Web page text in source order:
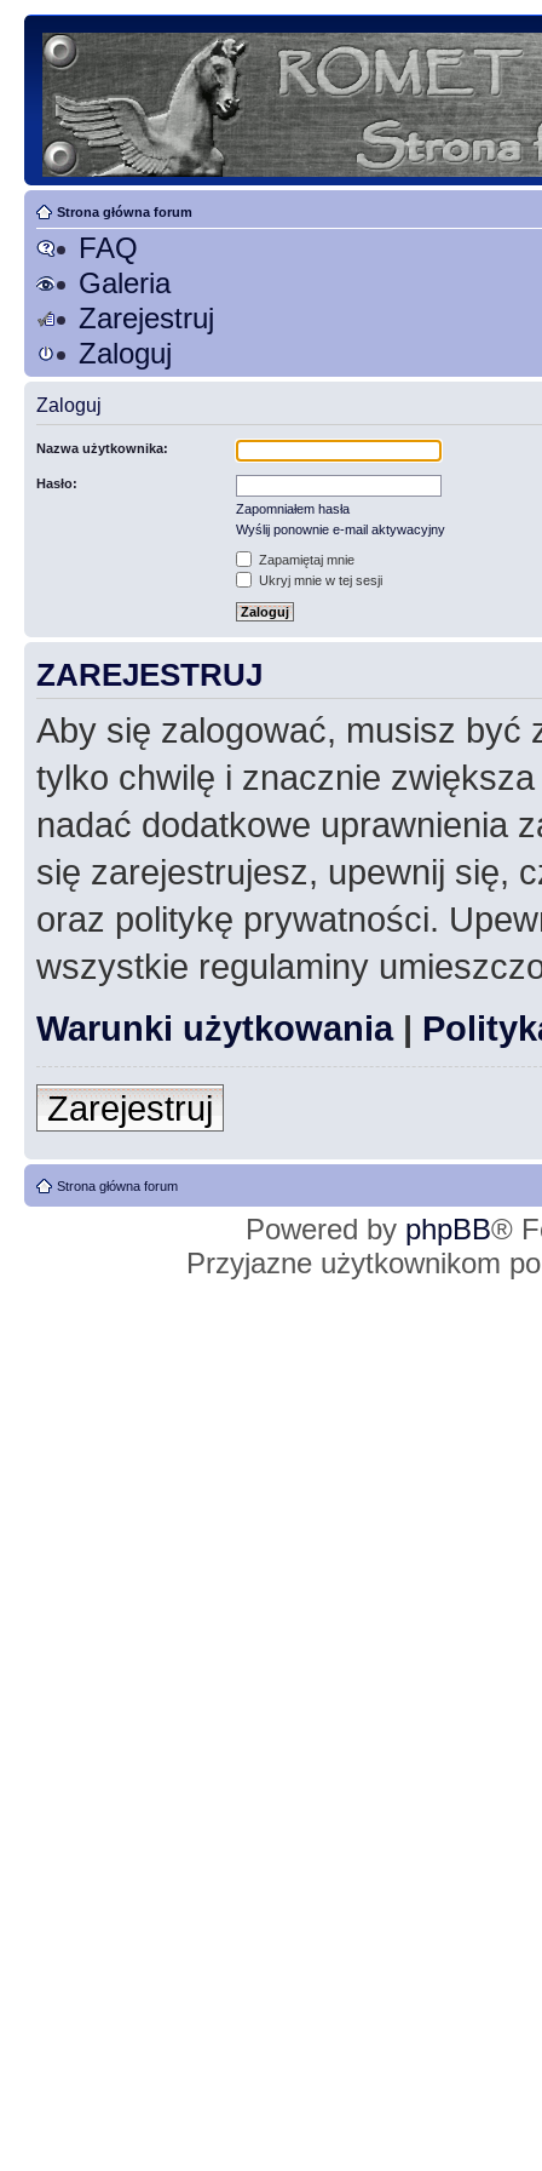
Strona główna forum
FAQ
Galeria
Zarejestruj
Zaloguj
Zaloguj
Nazwa użytkownika:
Hasło:
Zapomniałem hasła
Wyślij ponownie e-mail aktywacyjny
Zapamiętaj mnie
Ukryj mnie w tej sesji
ZAREJESTRUJ
Aby się zalogować, musisz być
tylko chwilę i znacznie
nadać dodatkowe uprawnienia
się zarejestrujesz, upewnij się,
oraz politykę prywatności.
wszystkie regulaminy
Warunki użytkowania|
Zarejestruj
Strona główna forum
Powered by phpBB®
Przyjazne użytkownikom